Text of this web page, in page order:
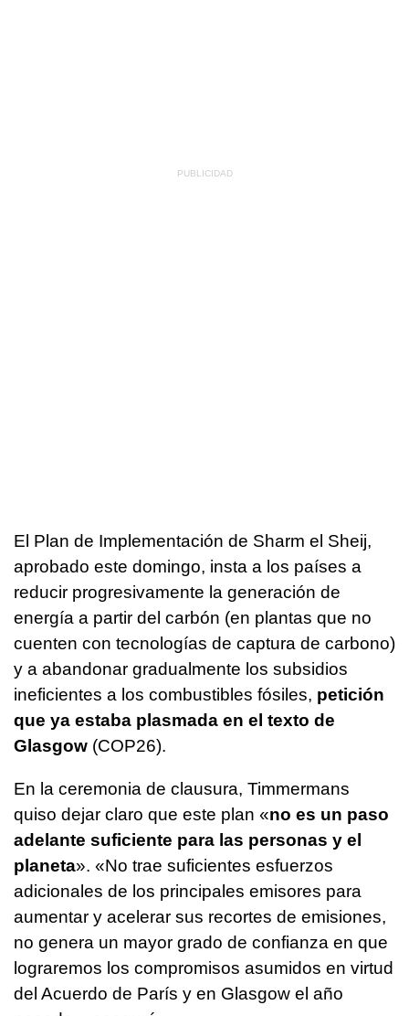
El Plan de Implementación de Sharm el Sheij,
aprobado este domingo, insta a los países a
reducir progresivamente la generación de
energía a partir del carbón (en plantas que no
cuenten con tecnologías de captura de carbono)
y a abandonar gradualmente los subsidios
ineficientes a los combustibles fósiles, petición
que ya estaba plasmada en el texto de
Glasgow (COP26).
En la ceremonia de clausura, Timmermans
quiso dejar claro que este plan «no es un paso
adelante suficiente para las personas y el
planeta». «No trae suficientes esfuerzos
adicionales de los principales emisores para
aumentar y acelerar sus recortes de emisiones,
no genera un mayor grado de confianza en que
lograremos los compromisos asumidos en virtud
del Acuerdo de París y en Glasgow el año